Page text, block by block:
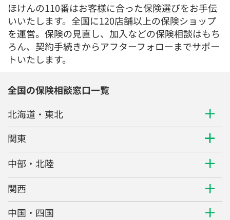
ほけんの110番はお客様に合った保険選びをお手伝
いいたします。全国に120店舗以上の保険ショップ
を運営。保険の見直し、加入などの保険相談はもち
ろん、契約手続きからアフターフォローまでサポー
トいたします。
全国の保険相談窓口一覧
北海道・東北
関東
中部・北陸
関西
中国・四国